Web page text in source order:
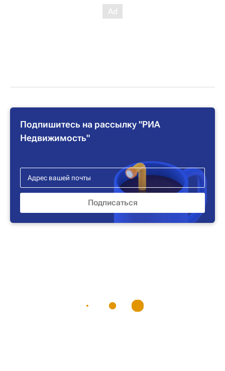
Подпишитесь на рассылку "РИА
Недвижимость"